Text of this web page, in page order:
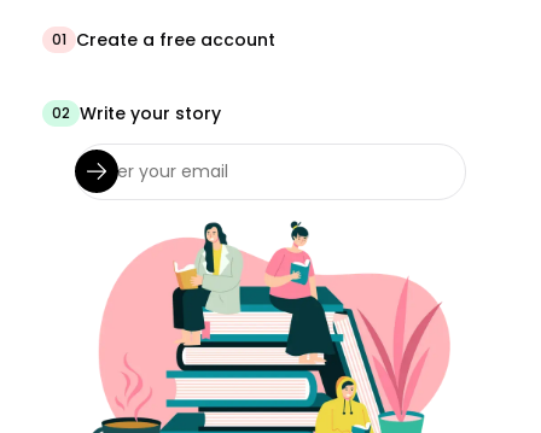
01 Create a free account
02 Write your story